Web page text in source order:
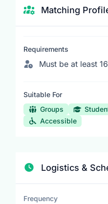
Matching
Requirements
Must be at least
Suitable For
Groups
Accessible
Logistics &
Frequency